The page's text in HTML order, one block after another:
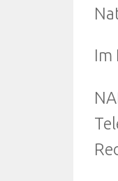
Im